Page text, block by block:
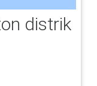
distrik